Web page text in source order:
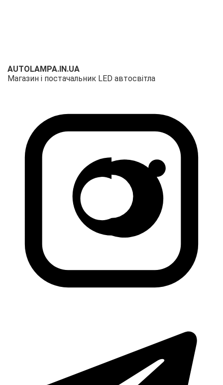
AUTOLAMPA.IN.UA
Магазин і постачальник LED автосвітла